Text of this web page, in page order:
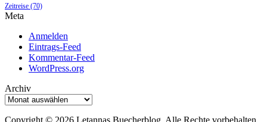
Zeitreise (70)
Meta
Anmelden
Eintrags-Feed
Kommentar-Feed
WordPress.org
Archiv
Archiv
Copyright © 2026 Letannas Buecherblog. Alle Rechte vorbehalten.